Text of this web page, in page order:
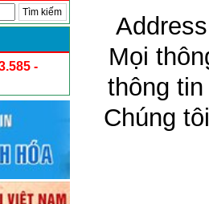
-
Mọi
thông
Chúng